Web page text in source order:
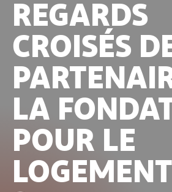
REGARDS
CROISÉS
LA
POUR LE
LOGEMENT